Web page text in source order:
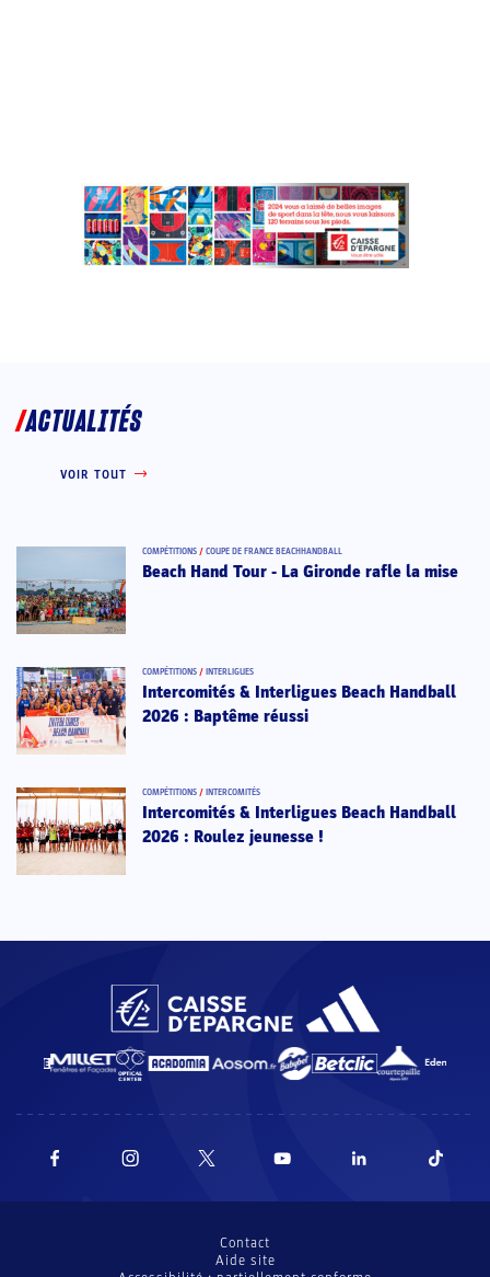
ACTUALITÉS
VOIR TOUT
COMPÉTITIONS / COUPE DE FRANCE BEACHHANDBALL
Beach Hand Tour - La Gironde rafle la mise
COMPÉTITIONS / INTERLIGUES
Intercomités & Interligues Beach Handball
2026 : Baptême réussi
COMPÉTITIONS / INTERCOMITÉS
Intercomités & Interligues Beach Handball
2026 : Roulez jeunesse !
Contact
Aide site